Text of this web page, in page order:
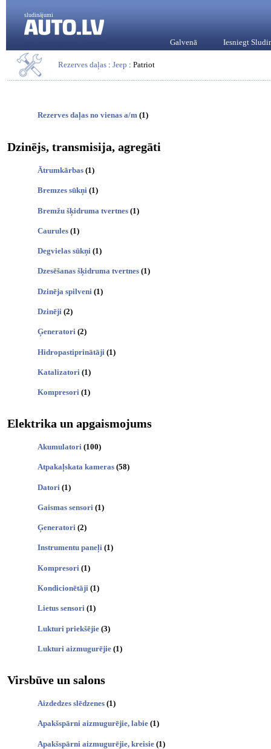
sludinājumi
Galvenā Iesniegt
Rezerves daļas : Jeep : Patriot
Rezerves daļas no vienas a/m (1)
Dzinējs, transmisija, agregāti
Ātrumkārbas (1)
Bremzes sūkņi (1)
Bremžu šķidruma tvertnes (1)
Caurules (1)
Degvielas sūkņi (1)
Dzesēšanas šķidruma tvertnes (1)
Dzinēja spilveni (1)
Dzinēji (2)
Ģeneratori (2)
Hidropastiprinātāji (1)
Katalizatori (1)
Kompresori (1)
Elektrika un apgaismojums
Akumulatori (100)
Atpakaļskata kameras (58)
Datori (1)
Gaismas sensori (1)
Ģeneratori (2)
Instrumentu paneļi (1)
Kompresori (1)
Kondicionētāji (1)
Lietus sensori (1)
Lukturi priekšējie (3)
Lukturi aizmugurējie (1)
Virsbūve un salons
Aizdedzes slēdzenes (1)
Apakšspārni aizmugurējie, labie (1)
Apakšspārni aizmugurējie, kreisie (1)